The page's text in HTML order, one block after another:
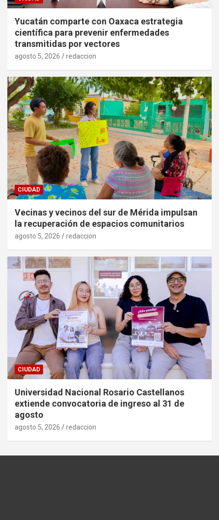
Yucatán comparte con Oaxaca estrategia
científica para prevenir enfermedades
transmitidas por vectores
agosto 5, 2026 redaccion
CIUDAD
Vecinas y vecinos del sur de Mérida impulsan
la recuperación de espacios comunitarios
agosto 5, 2026 redaccion
CIUDAD
Universidad Nacional Rosario Castellanos
extiende convocatoria de ingreso al 31 de
agosto
agosto 5, 2026 redaccion